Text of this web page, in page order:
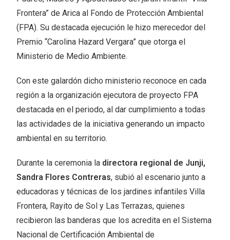
Frontera” de Arica al Fondo de Protección Ambiental
(FPA). Su destacada ejecución le hizo merecedor del
Premio “Carolina Hazard Vergara” que otorga el
Ministerio de Medio Ambiente.
Con este galardón dicho ministerio reconoce en cada
región a la organización ejecutora de proyecto FPA
destacada en el periodo, al dar cumplimiento a todas
las actividades de la iniciativa generando un impacto
ambiental en su territorio.
Durante la ceremonia la directora regional de Junji,
Sandra Flores Contreras, subió al escenario junto a
educadoras y técnicas de los jardines infantiles Villa
Frontera, Rayito de Sol y Las Terrazas, quienes
recibieron las banderas que los acredita en el Sistema
Nacional de Certificación Ambiental de